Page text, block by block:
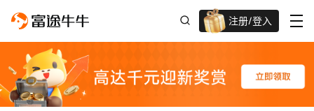
注册/登入